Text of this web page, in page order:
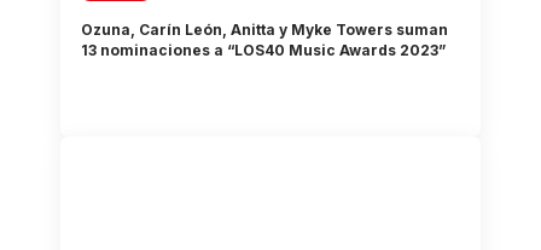
Ozuna, Carín León, Anitta y Myke Towers suman
13 nominaciones a “LOS40 Music Awards 2023”